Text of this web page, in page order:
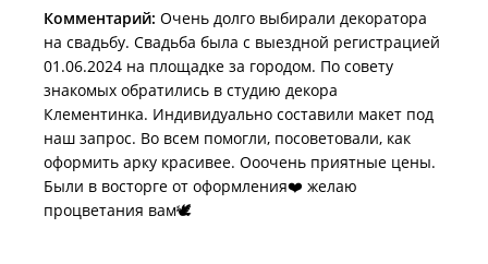
Комментарий: Очень долго выбирали декоратора
на свадьбу. Свадьба была с выездной регистрацией
01.06.2024 на площадке за городом. По совету
знакомых обратились в студию декора
Клементинка. Индивидуально составили макет под
наш запрос. Во всем помогли, посоветовали, как
оформить арку красивее. Ооочень приятные цены.
Были в восторге от оформления❤️ желаю
процветания вам🕊️